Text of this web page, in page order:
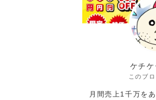
ケチ
このブ
月間売上1千万を